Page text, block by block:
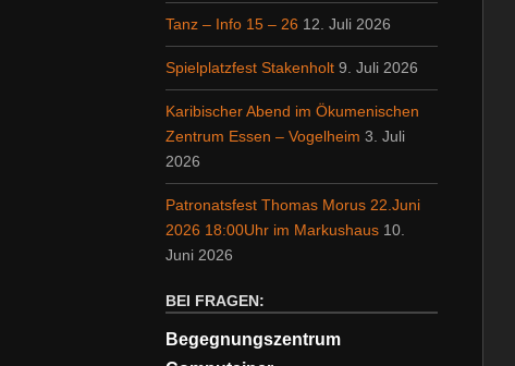
Tanz – Info 15 – 26 12. Juli 2026
Spielplatzfest Stakenholt 9. Juli 2026
Karibischer Abend im Ökumenischen
Zentrum Essen – Vogelheim 3. Juli
2026
Patronatsfest Thomas Morus 22.Juni
2026 18:00Uhr im Markushaus 10.
Juni 2026
BEI FRAGEN:
Begegnungszentrum